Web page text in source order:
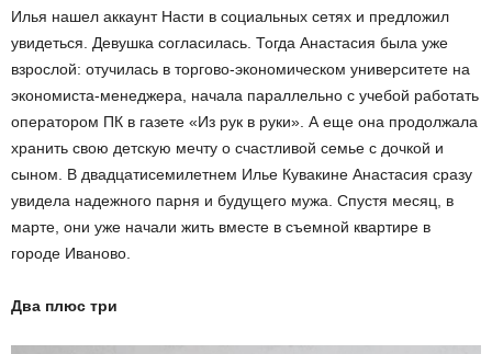
Илья нашел аккаунт Насти в социальных сетях и предложил
увидеться. Девушка согласилась. Тогда Анастасия была уже
взрослой: отучилась в торгово-экономическом университете на
экономиста-менеджера, начала параллельно с учебой работать
оператором ПК в газете «Из рук в руки». А еще она продолжала
хранить свою детскую мечту о счастливой семье с дочкой и
сыном. В двадцатисемилетнем Илье Кувакине Анастасия сразу
увидела надежного парня и будущего мужа. Спустя месяц, в
марте, они уже начали жить вместе в съемной квартире в
городе Иваново.
Два плюс три